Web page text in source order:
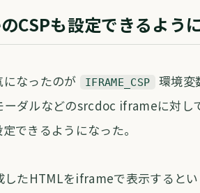
CSPも設定できるよう
になったのが IFRAME_CSP
環境変
ーダルなどのsrcdoc iframeに対
できるようになった。
したHTMLをiframeで表示すると